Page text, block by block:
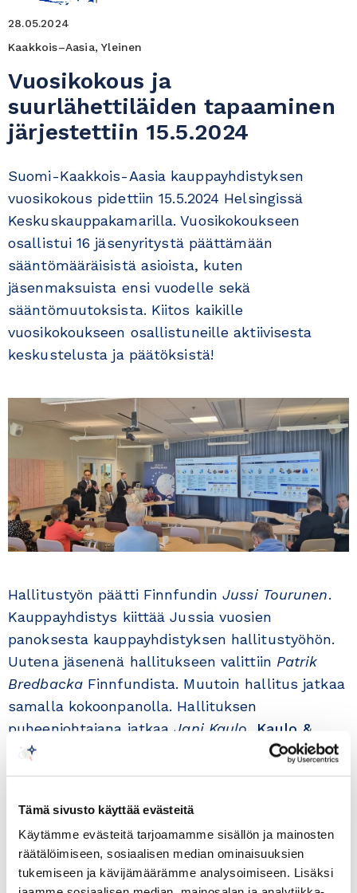
Tämä sivusto käyttää evästeitä
Käytämme evästeitä tarjoamamme sisällön ja mainosten
räätälöimiseen, sosiaalisen median ominaisuuksien
tukemiseen ja kävijämäärämme analysoimiseen. Lisäksi
28.05.2024
Kaakkois–Aasia, Yleinen
Vuosikokous ja
suurlähettiläiden tapaaminen
järjestettiin 15.5.2024
Suomi-Kaakkois-Aasia kauppayhdistyksen
vuosikokous pidettiin 15.5.2024 Helsingissä
Keskuskauppakamarilla. Vuosikokoukseen
osallistui 16 jäsenyritystä päättämään
sääntömääräisistä asioista, kuten
jäsenmaksuista ensi vuodelle sekä
sääntömuutoksista. Kiitos kaikille
vuosikokoukseen osallistuneille aktiivisesta
keskustelusta ja päätöksistä!
Hallitustyön päätti FinnfundinJussi Tourunen.
Kauppayhdistys kiittää Jussia vuosien
panoksesta kauppayhdistyksen hallitustyöhön.
Uutena jäsenenä hallitukseen valittiin Patrik
BredbackaFinnfundista. Muutoin hallitus jatkaa
samalla kokoonpanolla. Hallituksen
puheenjohtajana jatkaaJani Kaulo
Kaulo &
Partners Oy
Vesa
Kalenius,Handelsbanken.
Kokous huipentui Kaakkois-Aasian maiden
suurlähettiläiden mielenkiintoisiin ja erittäin
informatiivisiin markkinakatsauksiin. Mukana
tapaamisessa olivat suurlähettiläsRatu Silvy